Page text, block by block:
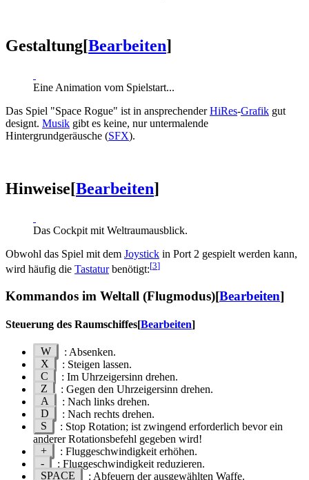
Gestaltung[Bearbeiten]
Eine Animation vom Spielstart...
Das Spiel "Space Rogue" ist in ansprechenderHiRes-Grafik gut
designt. Musik gibt es keine, nur untermalende
Hintergrundgeräusche (SFX).
Hinweise[Bearbeiten]
Das Cockpit mit Weltraumausblick.
Obwohl das Spiel mit dem Joystick in Port 2 gespielt werden kann,
wird häufig die Tastaturbenötigt:[3]
Kommandos im Weltall (Flugmodus)[Bearbeiten]
Steuerung des Raumschiffes[Bearbeiten]
W
: Absenken.
X
: Steigen lassen.
C
: Im Uhrzeigersinn drehen.
Z
: Gegen den Uhrzeigersinn drehen.
A
: Nach links drehen.
D
: Nach rechts drehen.
S
: Stop Rotation; ist zwingend erforderlich bevor ein
anderer Rotationsbefehl gegeben wird!
+
: Fluggeschwindigkeit erhöhen.
-
: Fluggeschwindigkeit reduzieren.
SPACE
: Abfeuern der ausgewählten Waffe.